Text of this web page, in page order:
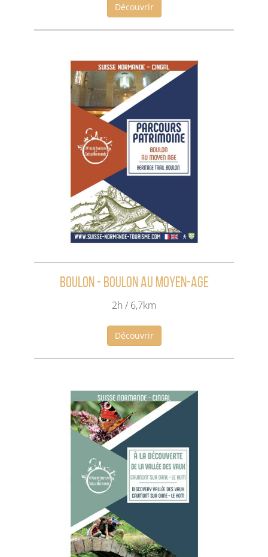
Découvrir
Boulon - Boulon au Moyen-Age
2h / 6,7km
Découvrir